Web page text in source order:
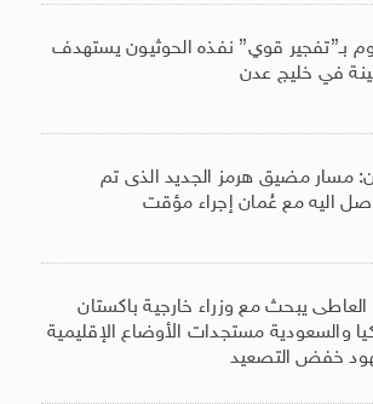
بـ”تفجير قوي” نفذه الحوثيون يستهدف
في خليج عدن
مسار مضيق هرمز الجديد الذى تم
اليه مع عُمان إجراء مؤقت
العاطى يبحث مع وزراء خارجية باكستان
والسعودية مستجدات الأوضاع الإقليمية
خفض التصعيد